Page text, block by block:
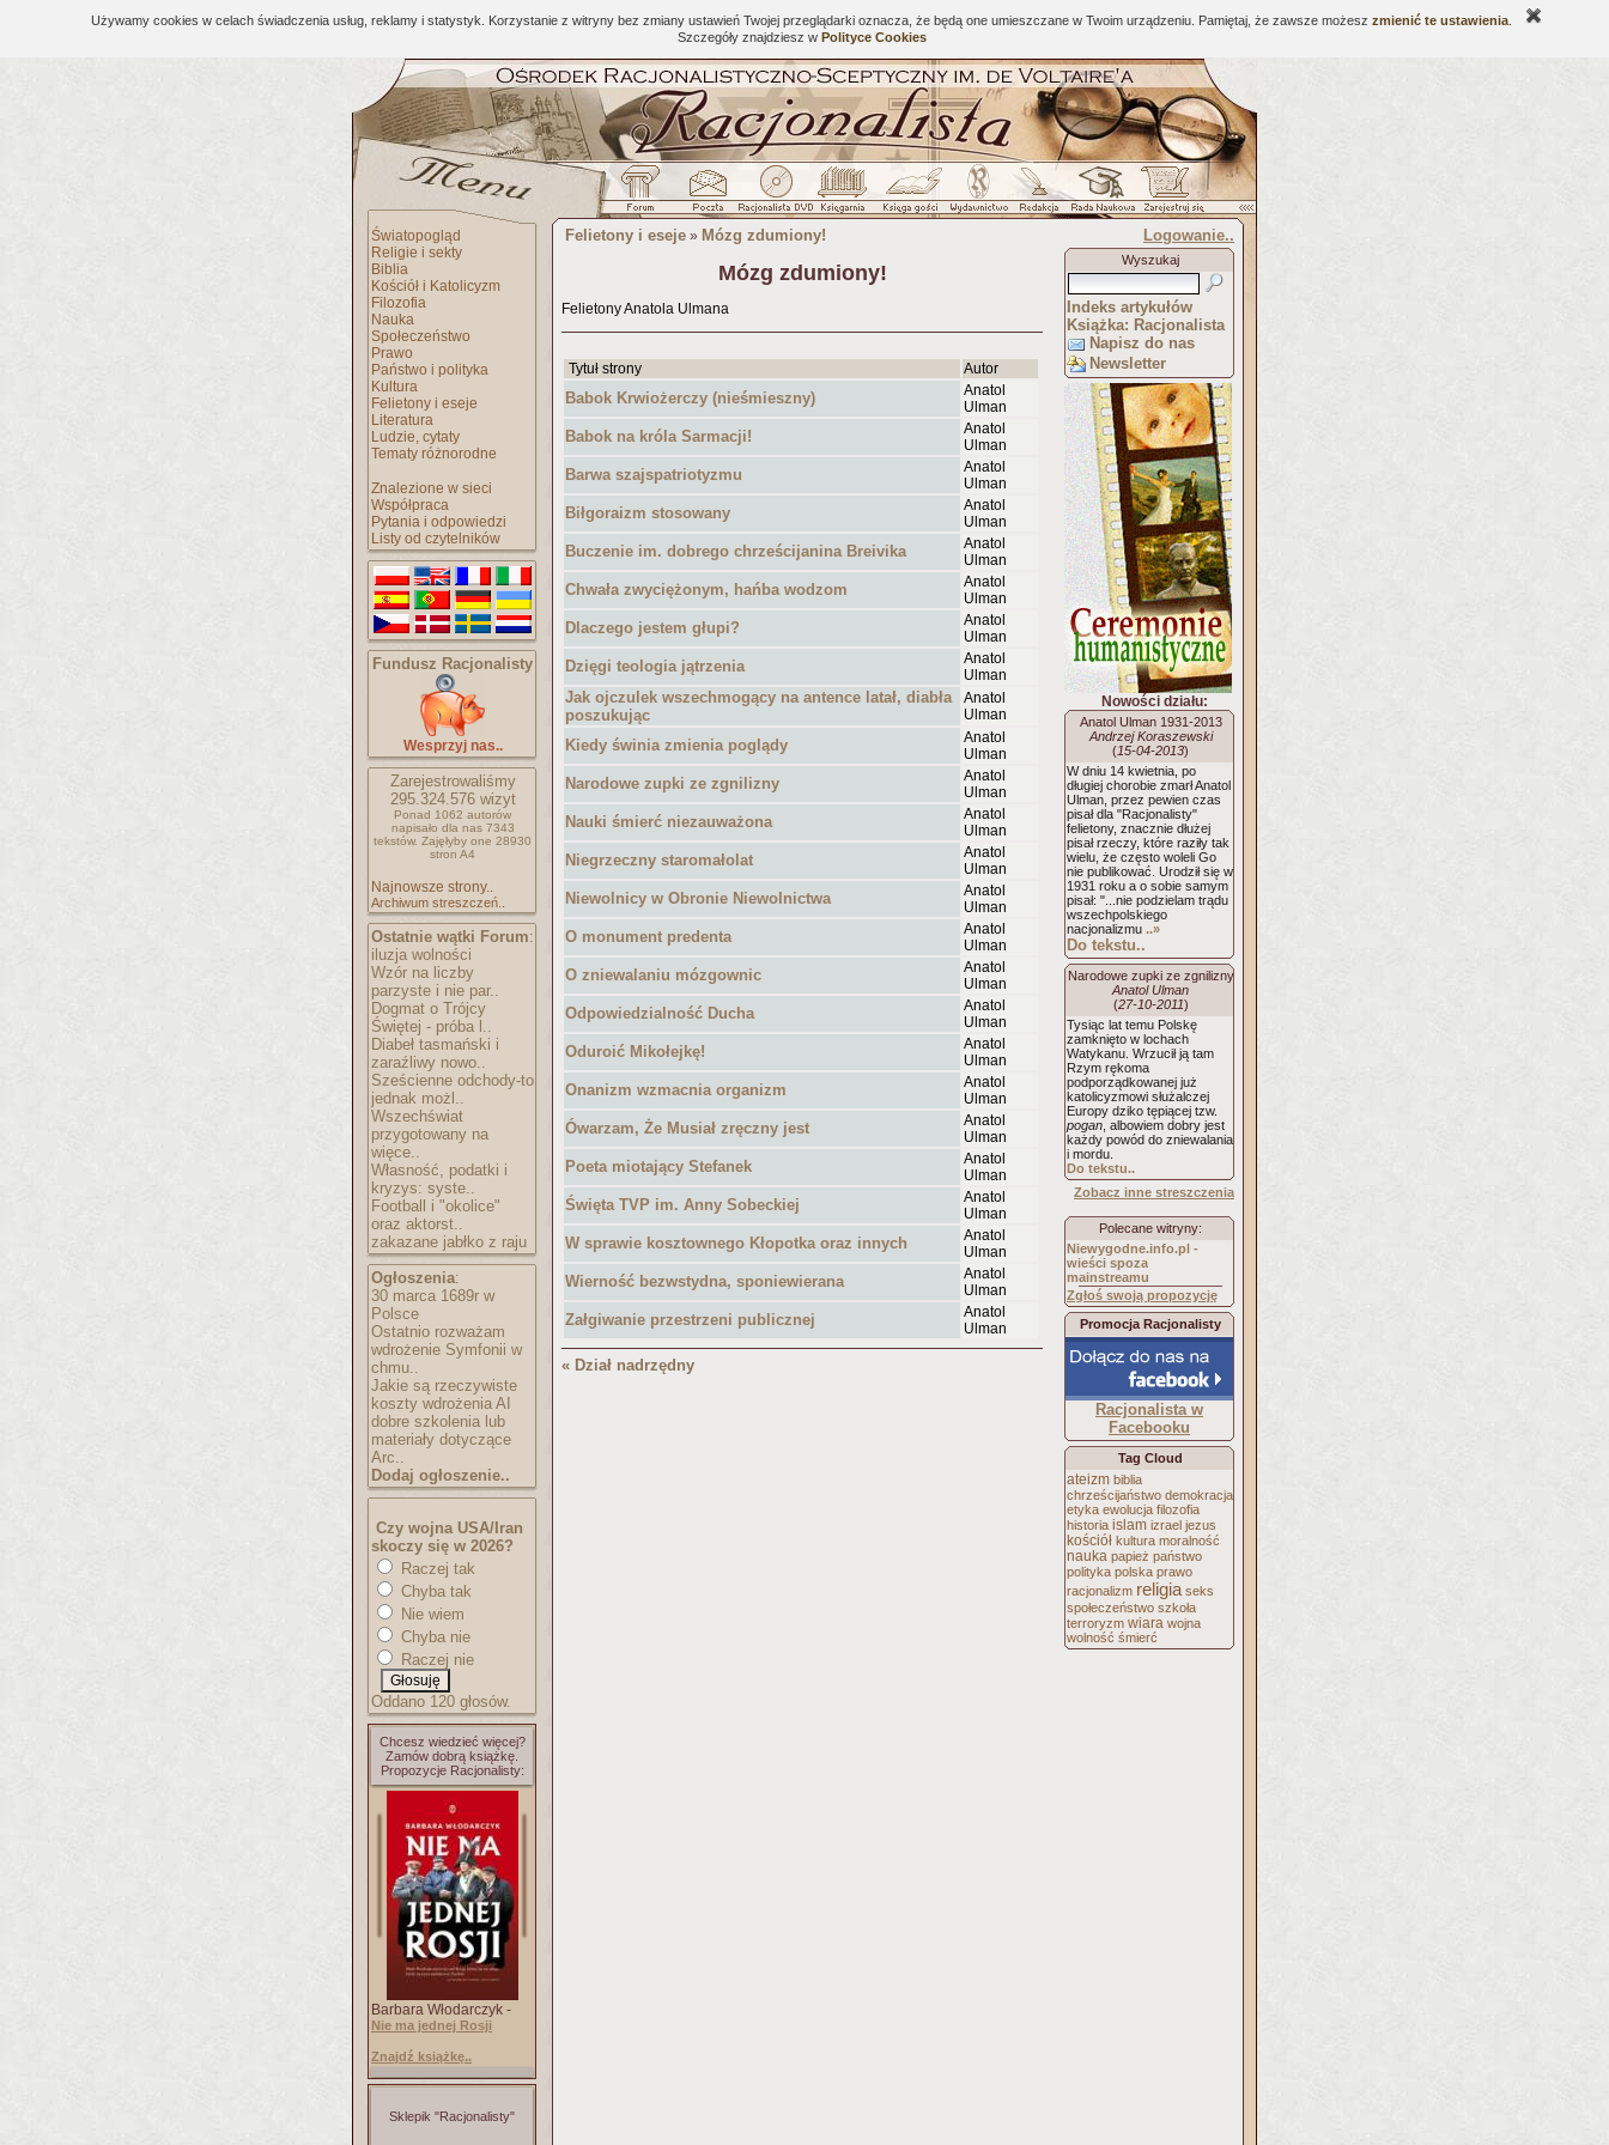
Używamy cookies w celach świadczenia usług, reklamy i statystyk. Korzystanie z witryny bez zmiany ustawień Twojej przeglądarki oznacza, że będą one umieszczane w Twoim urządzeniu. Pamiętaj, że zawsze możesz zmienić te ustawienia
Szczegóły znajdziesz w Polityce Cookies
Światopogląd
Religie i sekty
Biblia
Kościół i Katolicyzm
Filozofia
Nauka
Społeczeństwo
Prawo
Państwo i polityka
Kultura
Felietony i eseje
Literatura
Ludzie, cytaty
Tematy różnorodne
Znalezione w sieci
Współpraca
Pytania i odpowiedzi
Listy od czytelników
Fundusz Racjonalisty
Wesprzyj nas..
Zarejestrowaliśmy
295.324.576wizyt
Ponad 1062 autorów
napisało dla nas 7343
tekstów. Zajęłyby one 28930
stron A4
Najnowsze strony..
Archiwum streszczeń..
Ostatnie wątki Forum:
iluzja wolności
Wzór na liczby
parzyste i nie par..
Dogmat o Trójcy
Świętej - próba l..
Diabeł tasmański i
zaraźliwy nowo..
Sześcienne odchody-to
jednak możl..
Wszechświat
przygotowany na
więce..
Własność, podatki i
kryzys: syste..
Football i "okolice"
oraz aktorst..
zakazane jabłko z raju
Ogłoszenia:
30 marca 1689r w
Polsce
Ostatnio rozważam
wdrożenie Symfonii w
chmu..
Jakie są rzeczywiste
koszty wdrożenia AI
dobre szkolenia lub
materiały dotyczące
Arc..
Dodaj ogłoszenie..
Czy wojna USA/Iran
skoczy się w 2026?
Raczej tak
Chyba tak
Nie wiem
Chyba nie
Raczej nie
Oddano 120 głosów.
Chcesz wiedzieć więcej?
Zamów dobrą książkę.
Propozycje Racjonalisty:
Barbara Włodarczyk -
Nie ma jednej Rosji
Znajdź książkę..
Sklepik "Racjonalisty"
Felietony i eseje » Mózg zdumiony!
Mózg zdumiony!
Felietony Anatola Ulmana
Tytuł strony Autor
Babok Krwiożerczy (nieśmieszny)
Anatol
Ulman
Babok na króla Sarmacji!
Anatol
Ulman
Barwa szajspatriotyzmu
Anatol
Ulman
Biłgoraizm stosowany
Anatol
Ulman
Buczenie im. dobrego chrześcijanina Breivika
Anatol
Ulman
Chwała zwyciężonym, hańba wodzom
Anatol
Ulman
Dlaczego jestem głupi?
Anatol
Ulman
Dzięgi teologia jątrzenia
Anatol
Ulman
Jak ojczulek wszechmogący na antence latał, diabła
poszukując
Anatol
Ulman
Kiedy świnia zmienia poglądy
Anatol
Ulman
Narodowe zupki ze zgnilizny
Anatol
Ulman
Nauki śmierć niezauważona
Anatol
Ulman
Niegrzeczny staromałolat
Anatol
Ulman
Niewolnicy w Obronie Niewolnictwa
Anatol
Ulman
O monument predenta
Anatol
Ulman
O zniewalaniu mózgownic
Anatol
Ulman
Odpowiedzialność Ducha
Anatol
Ulman
Oduroić Mikołejkę!
Anatol
Ulman
Onanizm wzmacnia organizm
Anatol
Ulman
Ówarzam, Że Musiał zręczny jest
Anatol
Ulman
Poeta miotający Stefanek
Anatol
Ulman
Święta TVP im. Anny Sobeckiej
Anatol
Ulman
W sprawie kosztownego Kłopotka oraz innych
Anatol
Ulman
Wierność bezwstydna, sponiewierana
Anatol
Ulman
Załgiwanie przestrzeni publicznej
Anatol
Ulman
« Dział nadrzędny
Logowanie..
Wyszukaj
Indeks artykułów
Książka: Racjonalista
Napisz do nas
Newsletter
Nowości działu:
Anatol Ulman 1931-2013
Andrzej Koraszewski
(15-04-2013)
W dniu 14 kwietnia, po
długiej chorobie zmarł Anatol
Ulman, przez pewien czas
pisał dla "Racjonalisty"
felietony, znacznie dłużej
pisał rzeczy, które raziły tak
wielu, że często woleli Go
nie publikować. Urodził się w
1931 roku a o sobie samym
pisał: "...nie podzielam trądu
wszechpolskiego
nacjonalizmu ..»
Do tekstu..
Narodowe zupki ze zgnilizny
Anatol Ulman
(27-10-2011)
Tysiąc lat temu Polskę
zamknięto w lochach
Watykanu. Wrzucił ją tam
Rzym rękoma
podporządkowanej już
katolicyzmowi służalczej
Europy dziko tępiącej tzw.
pogan , albowiem dobry jest
każdy powód do zniewalania
i mordu.
Do tekstu..
Zobacz inne streszczenia
Polecane witryny:
Niewygodne.info.pl -
wieści spoza
mainstreamu
Zgłoś swoją propozycję
Promocja Racjonalisty
Racjonalista w
Facebooku
Tag Cloud
ateizm biblia
chrześcijaństwo demokracja
etyka ewolucja filozofia
historia islam izrael jezus
kościół kultura moralność
nauka papież państwo
polityka polska prawo
racjonalizm religia seks
społeczeństwo szkoła
terroryzm wiara wojna
wolność śmierć